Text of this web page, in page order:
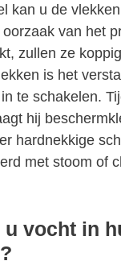
kan u de
van het
zullen ze
is het
te schakelen.
hij
hardnekkige
met stoom of
u vocht in